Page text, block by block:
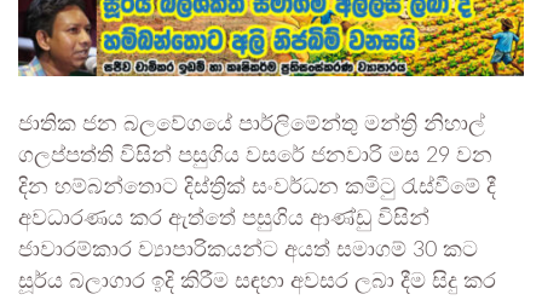
ජාතික ජන බලවේගයේ පාර්ලිමේන්තු මන්ත්‍රි නිහාල්
ගලප්පත්ති විසින් පසුගිය වසරේ ජනවාරි මස 29 වන
දින හම්බන්තොට දිස්ත්‍රික් සංවර්ධන කමිටු රැස්වීමේ දී
අවධාරණය කර ඇත්තේ පසුගිය ආණ්ඩු විසින්
ජාවාරම්කාර ව්‍යාපාරිකයන්ට අයත් සමාගම් 30 කට
සූර්ය බලාගාර ඉදි කිරීම සඳහා අවසර ලබා දීම සිදු කර